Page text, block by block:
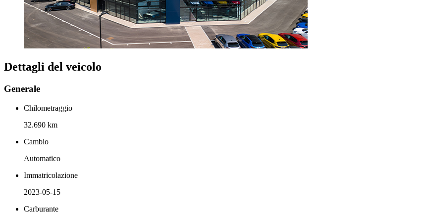
Dettagli del veicolo
Generale
Chilometraggio
32.690 km
Cambio
Automatico
Immatricolazione
2023-05-15
Carburante